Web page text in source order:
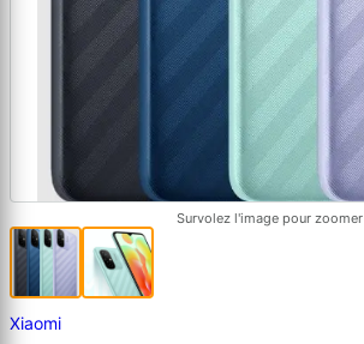
Survolez l'image pour zoomer
Xiaomi